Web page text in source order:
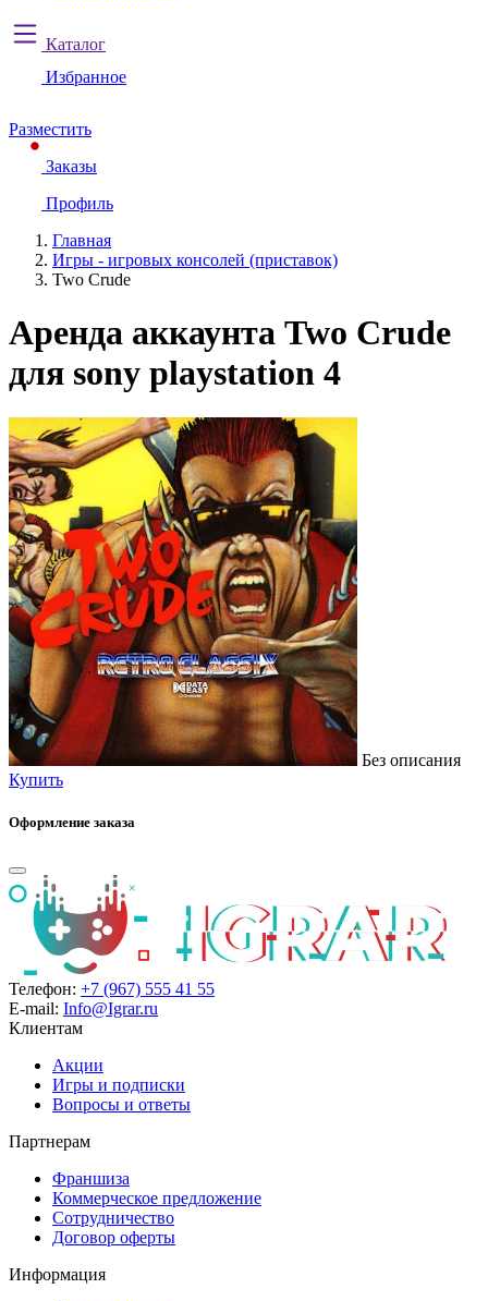
Каталог
Избранное
Разместить
Заказы
Профиль
Главная
Игры - игровых консолей (приставок)
Two Crude
Аренда аккаунта Two Crude
для sony playstation 4
Без описания
Купить
Оформление заказа
Телефон: +7 (967) 555 41 55
E-mail: Info@Igrar.ru
Клиентам
Акции
Игры и подписки
Вопросы и ответы
Партнерам
Франшиза
Коммерческое предложение
Сотрудничество
Договор оферты
Информация